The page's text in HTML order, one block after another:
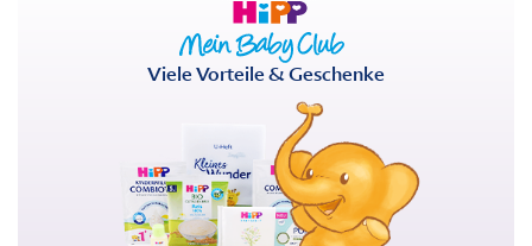
Viele Vorteile & Geschenke